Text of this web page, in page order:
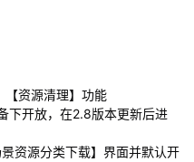
【资源清理】功能
下开放，在2.8版本更新后进
资源分类下载】界面并默认开